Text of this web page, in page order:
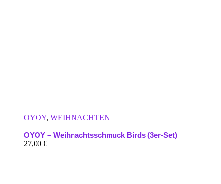
OYOY, WEIHNACHTEN
OYOY – Weihnachtsschmuck Birds (3er-Set)
27,00 €